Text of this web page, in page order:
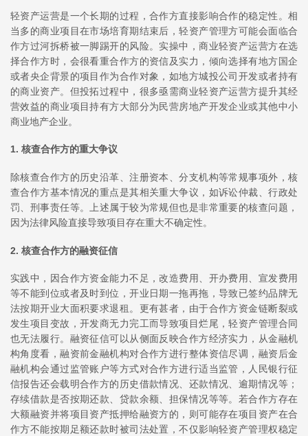
轻资产运营是一个长期的过程，合作方直接影响合作的稳定性。相
当多的商业项目在市场培育期结束后，轻资产管理方可能会面临合
作方过河拆桥被一脚踢开的风险。实操中，商业轻资产运营方在选
择合作方时，会很看重合作方的资信及实力，倾向选择有地方国企
或者央企背景的项目作为合作对象，如地方城投公司开发或者持有
的商业资产。但投拓过程中，很多亟需商业轻资产运营方提升其经
营效益的商业项目持有方大部分为民营房地产开发企业或其他中小
商业地产企业。
1. 核查合作方的重大争议
除核查合作方的历史沿革、注册资本、分支机构等常规事项外，核
查合作方基本情况的重点是其相关重大争议，如诉讼仲裁、行政处
罚、刑事责任等。上述属于较为常规但也是非常重要的核查问题，
因为法律风险直接导致项目存在重大不确定性。
2. 核查合作方的融资征信
实践中，因合作方资金能力不足，改造费用、开办费用、宣发费用
等不能到位或者及时到位，开业日期一拖再拖，导致已签约品牌无
法按期开业大面积要求退租。更有甚者，由于合作方资金链断裂或
发生项目变故，开发商无力完工而导致项目烂尾，轻资产管理合同
也无法履行。融资征信可以从侧面反映合作方经济实力，从金融机
构角度看，融资前金融机构对合作方进行整体资信尽调，融资后金
融机构会通过监管账户等方式对合作方进行适当监管，人民银行征
信报告还会载明合作方的历史借款情况、还款情况、逾期情况等；
存续借款是否按期还款、贷款余额、担保情况等等。若合作方存在
大额融资并将项目资产抵押给融资方的，则可能存在项目资产在合
作方不能按期足额还款时被司法处置，不仅影响轻资产管理权稳定